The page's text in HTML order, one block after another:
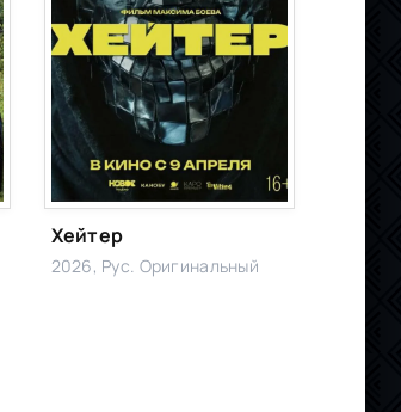
Хейтер
2026, Рус. Оригинальный